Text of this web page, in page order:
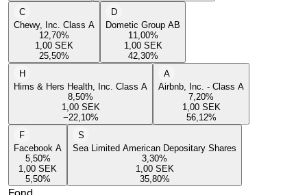
C
Chewy, Inc. Class A
12,70%
1,00 SEK
25,50%
D
Dometic Group AB
11,00%
1,00 SEK
42,30%
H
Hims & Hers Health, Inc. Class A
8,50%
1,00 SEK
−22,10%
A
Airbnb, Inc. - Class A
7,20%
1,00 SEK
56,12%
F
Facebook A
5,50%
1,00 SEK
5,50%
S
Sea Limited American Depositary Shares
3,30%
1,00 SEK
35,80%